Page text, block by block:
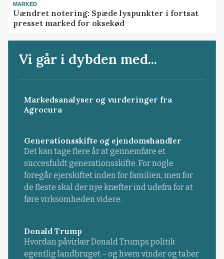
MARKED
Uændret notering: Spæde lyspunkter i fortsat
presset marked for oksekød
Vi går i dybden med...
Markedsanalyser og vurderinger fra
Agrocura
Generationsskifte og ejendomshandler
Det kan tage flere år at gennemføre et
succesfuldt generationsskifte. For nogle
foregår ejerskiftet inden for familien, men for
de fleste skal der nye kræfter ind udefra for at
føre virksomheden videre.
Donald Trump
Hvordan påvirker Donald Trumps politik
egentlig landbruget – og hvem vinder og taber